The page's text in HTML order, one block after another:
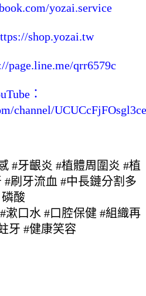
yozai.service
shop.yozai.tw
page.line.me/qrr6579c
：
channel/
#牙齦炎 #植體周圍炎 #植
#刷牙流血 #中長鏈分割多
磷酸
漱口水 #口腔保健 #組織再
牙 #健康笑容